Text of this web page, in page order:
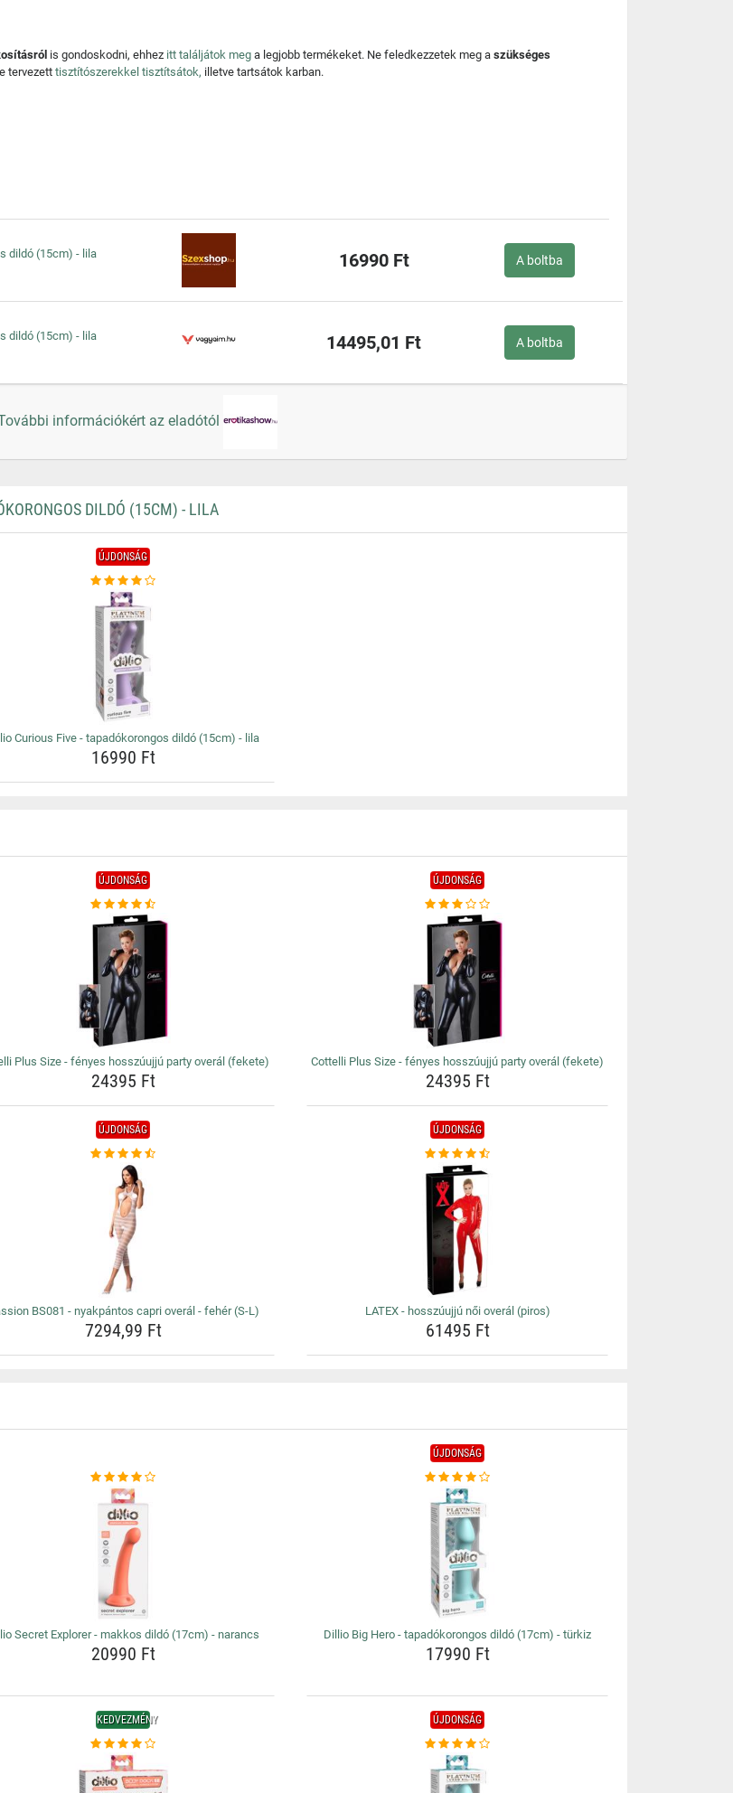
is gondoskodni, ehhez itt találjátok meg a legjobb termékeket. Ne feledkezzetek meg a szükséges
tervezett tisztítószerekkel tisztítsátok, illetve tartsátok karban.
dildó (15cm) - lila 16990 Ft A boltba
dildó (15cm) - lila 14495,01 Ft A boltba
információkért az eladótól
DILDÓ (15CM) - LILA
ÚJDONSÁG
Curious Five - tapadókorongos dildó (15cm) - lila
16990 Ft
ÚJDONSÁG
Plus Size - fényes hosszúujjú party overál (fekete)
24395 Ft
ÚJDONSÁG
Cottelli Plus Size - fényes hosszúujjú party overál (fekete)
24395 Ft
ÚJDONSÁG
BS081 - nyakpántos capri overál - fehér (S-L)
7294,99 Ft
ÚJDONSÁG
LATEX - hosszúujjú női overál (piros)
61495 Ft
Secret Explorer - makkos dildó (17cm) - narancs
20990 Ft
ÚJDONSÁG
Dillio Big Hero - tapadókorongos dildó (17cm) - türkiz
17990 Ft
KEDVEZMÉNY ÚJDONSÁG